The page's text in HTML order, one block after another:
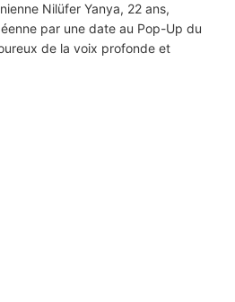
Nilüfer Yanya, 22 ans,
par une date au Pop-Up du
de la voix profonde et